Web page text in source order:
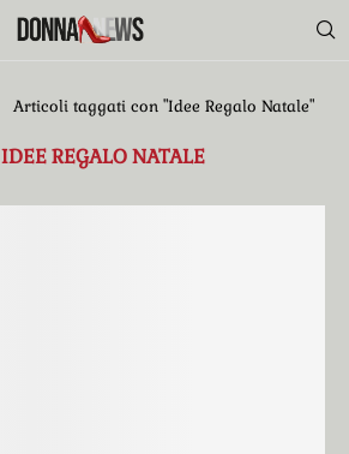
Articoli taggati con "Idee Regalo Natale"
IDEE REGALO NATALE